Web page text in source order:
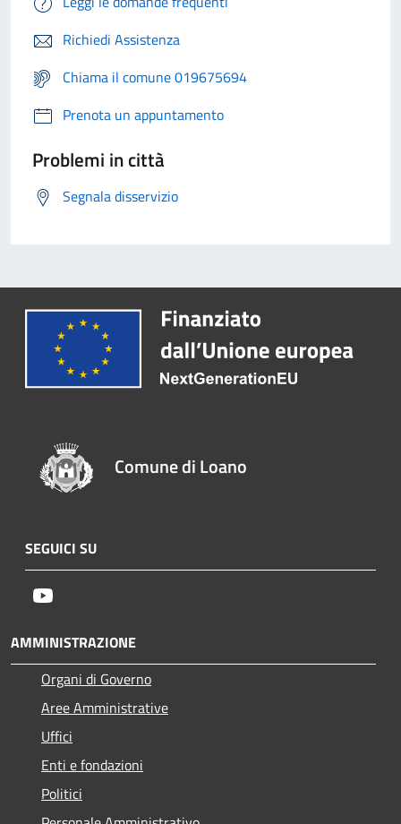
Richiedi Assistenza
Chiama il comune 019675694
Prenota un appuntamento
Problemi in città
Segnala disservizio
Comune di Loano
SEGUICI SU
AMMINISTRAZIONE
Organi di Governo
Aree Amministrative
Uffici
Enti e fondazioni
Politici